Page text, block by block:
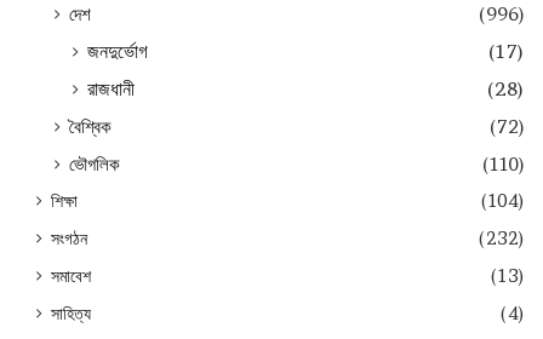
দেশ
(996)
জনদুর্ভোগ
(17)
রাজধানী
(28)
বৈশ্বিক
(72)
ভৌগলিক
(110)
শিক্ষা
(104)
সংগঠন
(232)
সমাবেশ
(13)
সাহিত্য
(4)